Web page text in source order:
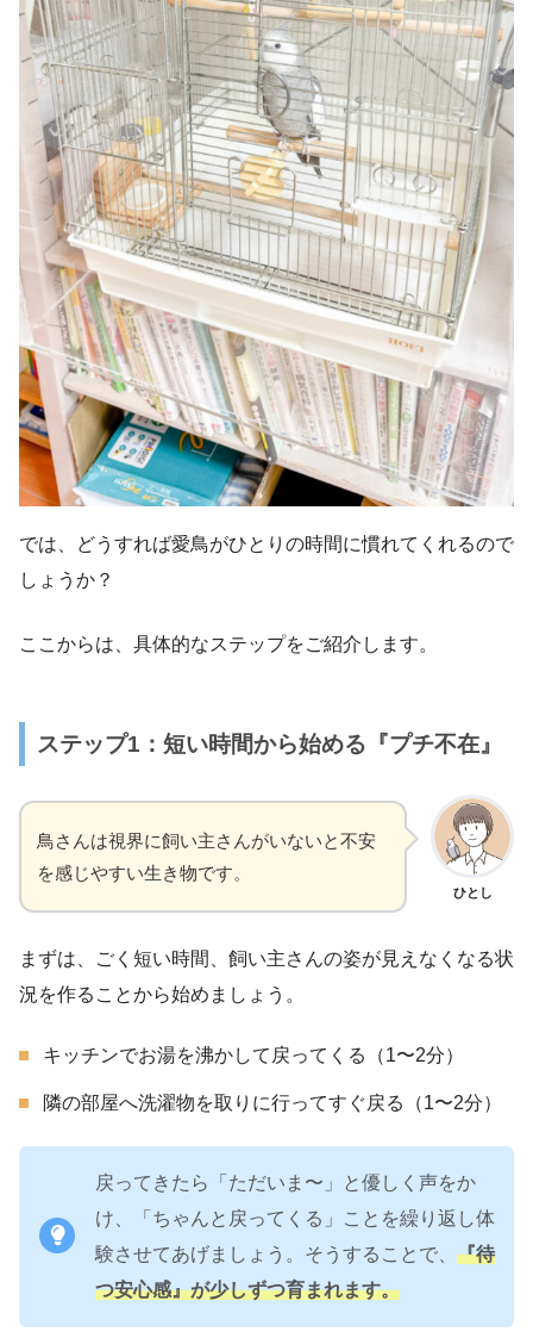
では、どうすれば愛鳥がひとりの時間に慣れてくれるので
しょうか？
ここからは、具体的なステップをご紹介します。
ステップ1：短い時間から始める『プチ不在』
ひとし
鳥さんは視界に飼い主さんがいないと不安
を感じやすい生き物です。
まずは、ごく短い時間、飼い主さんの姿が見えなくなる状
況を作ることから始めましょう。
キッチンでお湯を沸かして戻ってくる（1〜2分）
隣の部屋へ洗濯物を取りに行ってすぐ戻る（1〜2分）
戻ってきたら「ただいま〜」と優しく声をか
け、「ちゃんと戻ってくる」ことを繰り返し体
験させてあげましょう。そうすることで、 『待
つ安心感』が少しずつ育まれます。